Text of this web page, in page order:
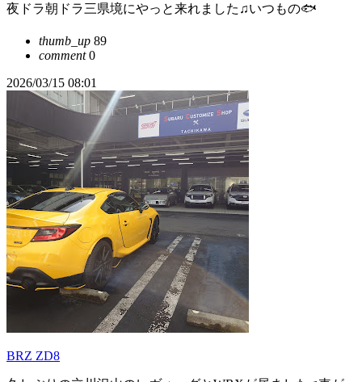
夜ドラ朝ドラ三県境にやっと来れました♫いつもの🐟️
thumb_up 89
comment0
2026/03/15 08:01
BRZ ZD8